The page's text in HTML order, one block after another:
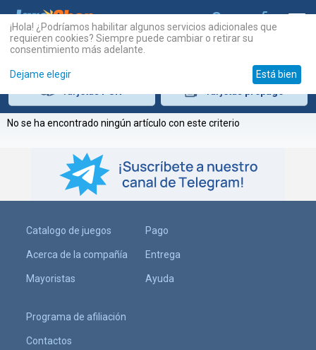
No se ha encontrado ningún artículo con este criterio
Catalogo de juegos
Acerca de la compañía
Mayoristas
Pago
Entrega
Ayuda
Programa de afiliación
Contactos
¡Hola! ¿Podríamos habilitar algunos servicios adicionales que
requieren cookies? Siempre puede cambiar o retirar su
consentimiento más adelante.
Dejame elegir Está bien